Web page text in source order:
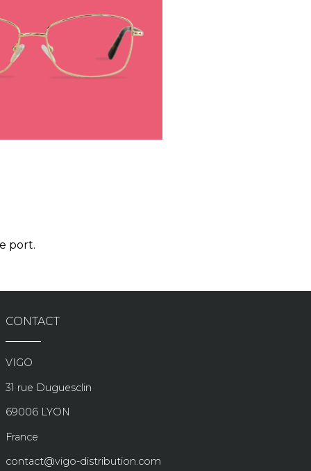
port.
CONTACT
VIGO
31 rue Duguesclin
69006 LYON
France
contact@vigo-distribution.com